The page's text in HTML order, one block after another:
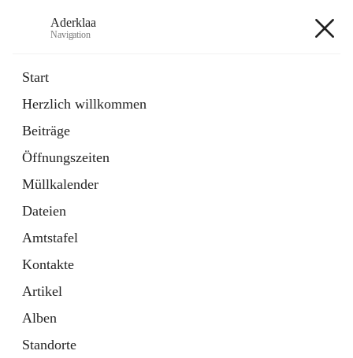
Aderklaa
Navigation
Start
Herzlich willkommen
Beiträge
Öffnungszeiten
Müllkalender
Dateien
Amtstafel
Kontakte
Artikel
Alben
Standorte
6 Schnellzugriffe
Gemeinde
3 Schnellzugriffe